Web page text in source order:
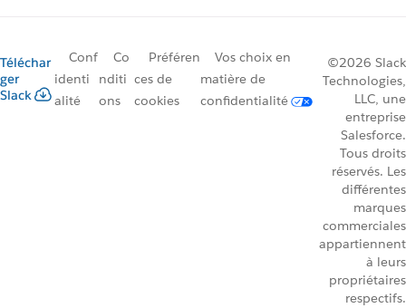
Téléchar
ger
Slack
Conf
identi
alité
Co
nditi
ons
Préféren
ces de
cookies
Vos choix en
matière de
confidentialité
©2026 Slack
Technologies,
LLC, une
entreprise
Salesforce.
Tous droits
réservés. Les
différentes
marques
commerciales
appartiennent
à leurs
propriétaires
respectifs.